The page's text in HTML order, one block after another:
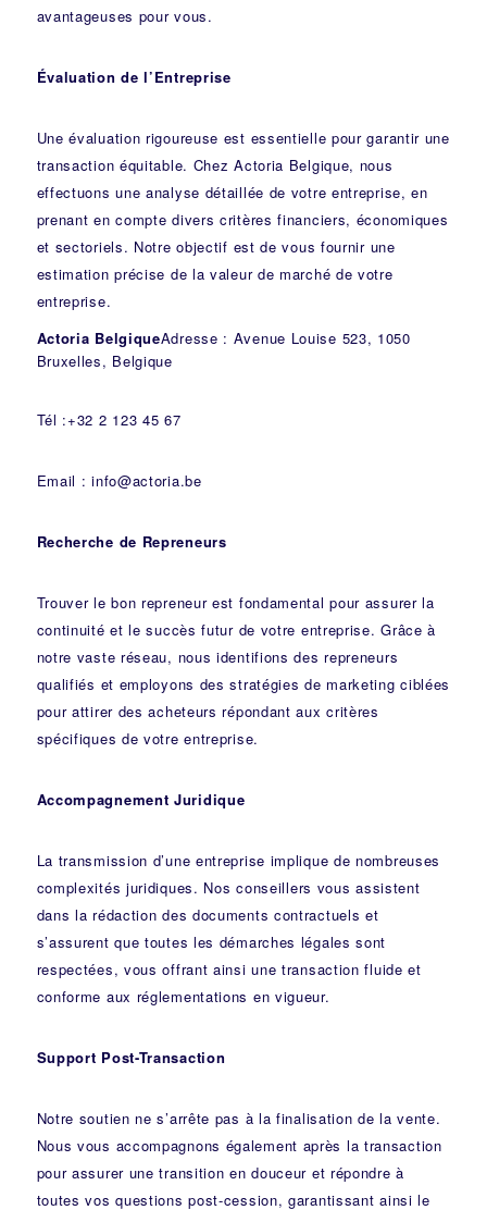
avantageuses pour vous.
Évaluation de l’Entreprise
Une évaluation rigoureuse est essentielle pour garantir une
transaction équitable. Chez Actoria Belgique, nous
effectuons une analyse détaillée de votre entreprise, en
prenant en compte divers critères financiers, économiques
et sectoriels. Notre objectif est de vous fournir une
estimation précise de la valeur de marché de votre
entreprise.
Actoria BelgiqueAdresse : Avenue Louise 523, 1050
Bruxelles, Belgique
Tél :+32 2 123 45 67
Email : info@actoria.be
Recherche de Repreneurs
Trouver le bon repreneur est fondamental pour assurer la
continuité et le succès futur de votre entreprise. Grâce à
notre vaste réseau, nous identifions des repreneurs
qualifiés et employons des stratégies de marketing ciblées
pour attirer des acheteurs répondant aux critères
spécifiques de votre entreprise.
Accompagnement Juridique
La transmission d’une entreprise implique de nombreuses
complexités juridiques. Nosconseillers vous assistent
dans la rédaction des documents contractuels et
s’assurent que toutes les démarches légales sont
respectées, vous offrant ainsi une transaction fluide et
conforme aux réglementations en vigueur.
Support Post-Transaction
Notre soutien ne s’arrête pas à la finalisation de la vente.
Nous vous accompagnons également après la transaction
pour assurer une transition en douceur et répondre à
toutes vos questions post-cession, garantissant ainsi le